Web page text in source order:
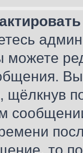
щёлкнув